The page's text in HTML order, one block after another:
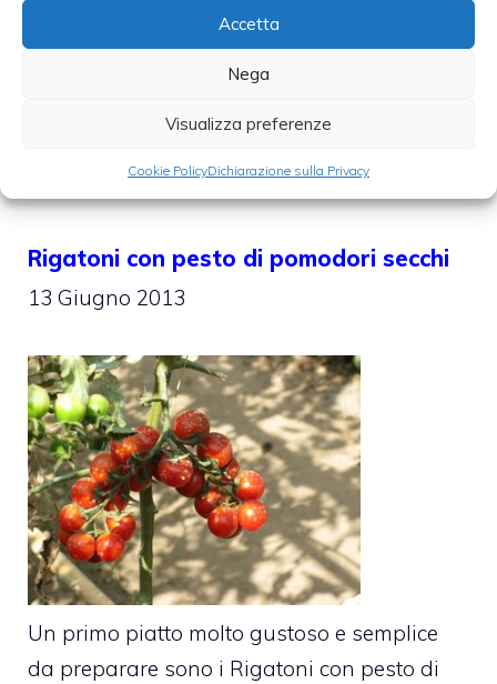
Accetta
Nega
Visualizza preferenze
Cookie PolicyDichiarazione sulla Privacy
,Cucina sana
Rigatoni con pesto di pomodori secchi
13 Giugno 2013
Un primo piatto molto gustoso e semplice
da preparare sono i Rigatoni con pesto di